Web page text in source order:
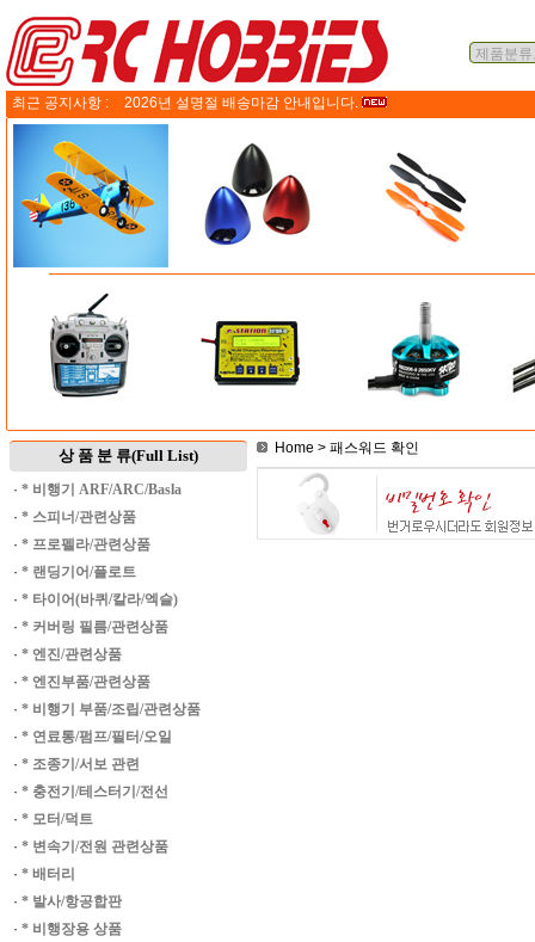
최근 공지사항 : 2026년 설명절 배송마감 안내입니다.
상 품 분 류(Full List)
· * 비행기 ARF/ARC/Basla
· * 스피너/관련상품
· * 프로펠라/관련상품
· * 랜딩기어/플로트
· * 타이어(바퀴/칼라/엑슬)
· * 커버링 필름/관련상품
· * 엔진/관련상품
· * 엔진부품/관련상품
· * 비행기 부품/조립/관련상품
· * 연료통/펌프/필터/오일
· * 조종기/서보 관련
· * 충전기/테스터기/전선
· * 모터/덕트
· * 변속기/전원 관련상품
· * 배터리
· * 발사/항공합판
· * 비행장용 상품
Home > 패스워드 확인